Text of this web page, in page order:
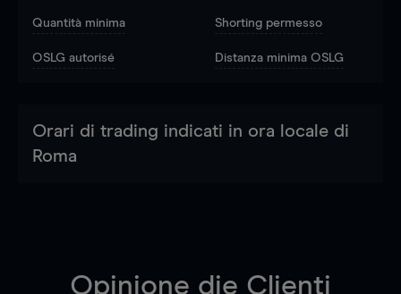
Quantità minima Shorting permesso
OSLG autorisé Distanza minima OSLG
Orari di trading indicati in ora locale di
Roma
Opinione die Clienti